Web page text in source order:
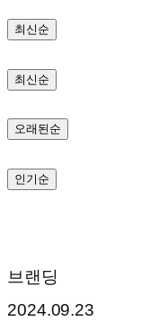
로
가
최신순
최신순
오래된순
인기순
브랜딩
2024.09.23